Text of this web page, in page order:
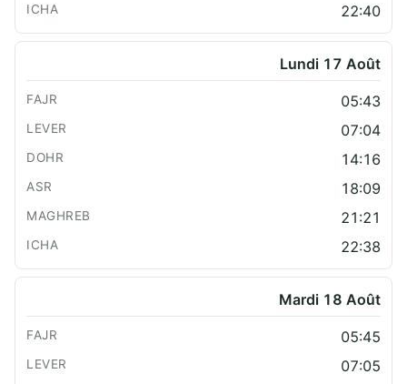
22:40
Lundi 17 Août
05:43
07:04
14:16
18:09
21:21
22:38
Mardi 18 Août
05:45
07:05